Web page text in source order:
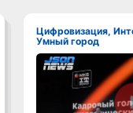
Цифровизация, Интернет вещей,
Умный город